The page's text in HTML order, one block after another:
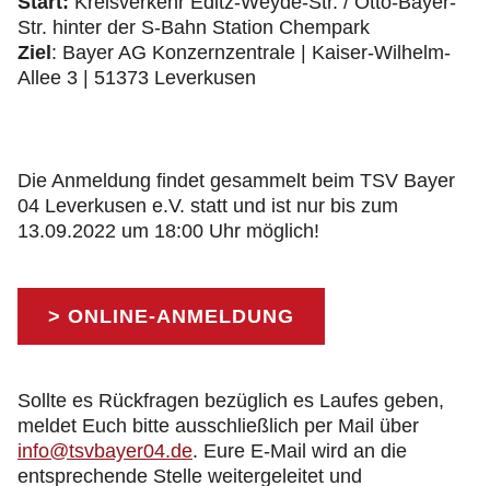
Str. hinter der S-Bahn Station Chempark
Ziel : Bayer AG Konzernzentrale | Kaiser-Wilhelm-
Allee 3 | 51373 Leverkusen
Die Anmeldung findet gesammelt beim TSV Bayer
04 Leverkusen e.V. statt und ist nur bis zum
13.09.2022 um 18:00 Uhr möglich!
> ONLINE-ANMELDUNG
Sollte es Rückfragen bezüglich es Laufes geben,
meldet Euch bitte ausschließlich per Mail über
info@tsvbayer04.de. Eure E-Mail wird an die
entsprechende Stelle weitergeleitet und